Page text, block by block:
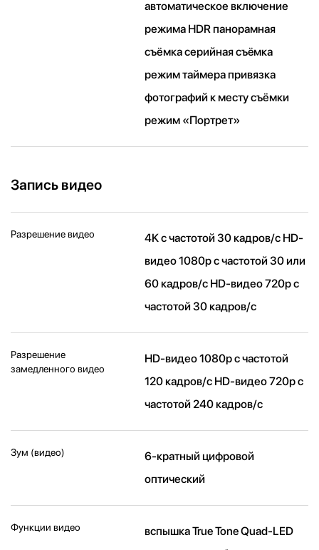
автоматическое включение
режима HDR панорамная
съёмка серийная съëмка
режим таймера привязка
фотографий к месту съёмки
режим «Портрет»
Запись видео
Разрешение видео
4K с частотой 30 кадров/ с HD-
видео 1080p с частотой 30 или
60 кадров/ с HD-видео 720p с
частотой 30 кадров/ с
Разрешение
замедленного видео
HD-видео 1080р c частотой
120 кадров/ с HD-видео 720р c
частотой 240 кадров/ с
Зум (видео)
6-кратный цифровой
оптический
Функции видео
вспышка True Tone Quad-LED